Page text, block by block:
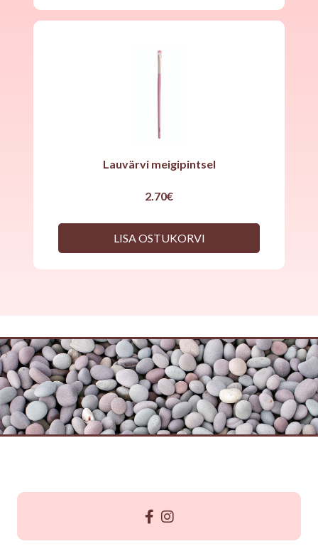
Lauvärvi meigipintsel
2.70€
LISA OSTUKORVI